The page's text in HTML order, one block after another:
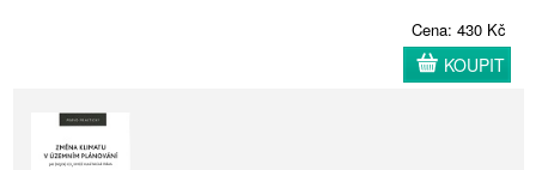
Cena: 430 Kč
KOUPIT